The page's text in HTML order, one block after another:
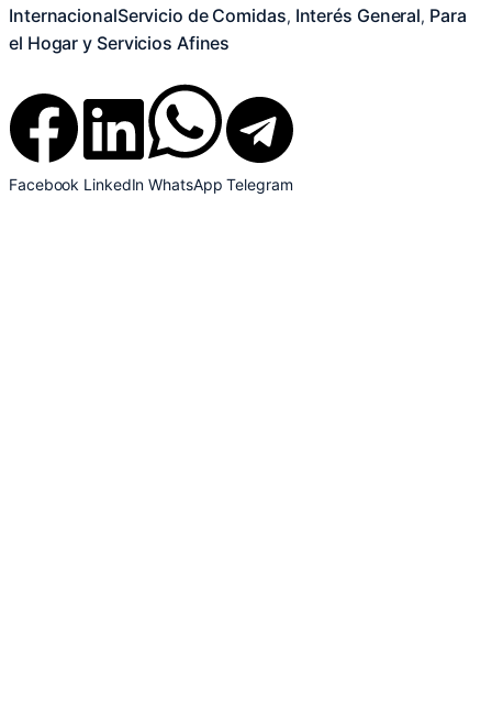
InternacionalServicio de Comidas, Interés General, Para
el Hogar y Servicios Afines
Facebook LinkedIn WhatsApp Telegram